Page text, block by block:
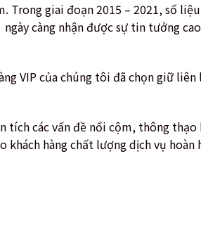
giai đoạn 2015 – 2021, số
ngày càng nhận được sự tin tưởng
VIP của chúng tôi đã chọn giữ
tích các vấn đề nổi cộm, thông
khách hàng chất lượng dịch vụ hoàn